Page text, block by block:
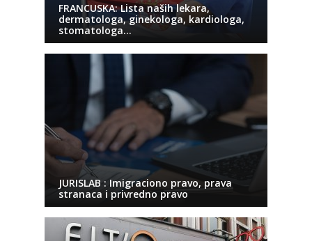
FRANCUSKA: Lista naših lekara,
dermatologa, ginekologa, kardiologa,
stomatologa…
JURISLAB : Imigraciono pravo, prava
stranaca i privredno pravo